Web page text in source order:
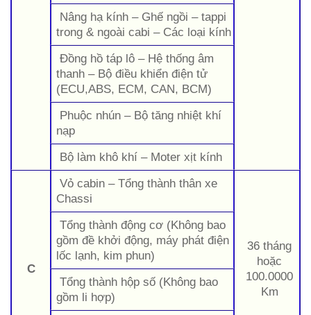
Nâng hạ kính – Ghế ngồi – tappi
trong & ngoài cabi – Các loại kính
Đồng hồ táp lô – Hệ thống âm
thanh – Bộ điều khiển điện tử
(ECU,ABS, ECM, CAN, BCM)
Phuộc nhún – Bộ tăng nhiệt khí
nạp
Bộ làm khô khí – Moter xịt kính
C
Vỏ cabin – Tổng thành thân xe
Chassi
36 tháng
hoặc
100.0000
Km
Tổng thành động cơ (Không bao
gồm đề khởi động, máy phát điện
lốc lạnh, kim phun)
Tổng thành hộp số (Không bao
gồm li hợp)